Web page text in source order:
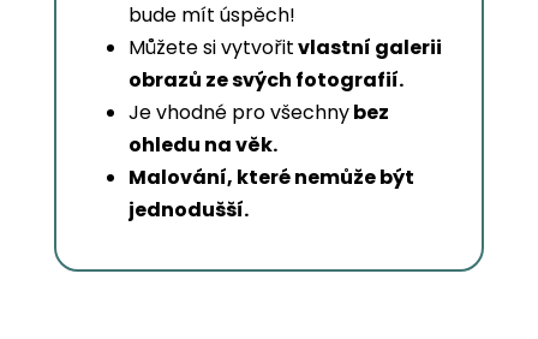
bude mít úspěch!
Můžete si vytvořitvlastní galerii
obrazů ze svých fotografií.
Je vhodné pro všechnybez
ohledu na věk.
Malování, které nemůže být
jednodušší.